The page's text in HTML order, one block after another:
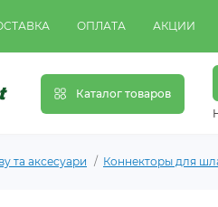
ОПЛАТА АКЦИИ
Каталог товаров
та аксесуари Коннекторы для